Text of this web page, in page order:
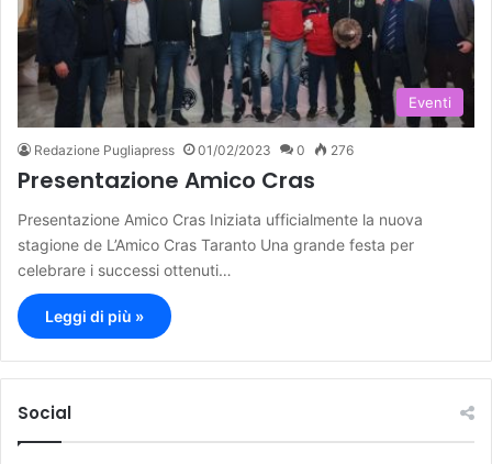
Eventi
Redazione Pugliapress 01/02/2023 0 276
Presentazione Amico Cras
Presentazione Amico Cras Iniziata ufficialmente la nuova
stagione de L’Amico Cras Taranto Una grande festa per
celebrare i successi ottenuti…
Leggi di più »
Social